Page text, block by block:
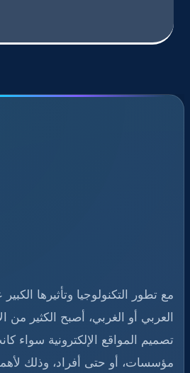
مع تطور التكنولوجيا وتأثيرها
العربي أو الغربي، أصبح الكثير
تصميم المواقع الإلكترونية سواء
مؤسسات، أو حتى أفراد، وذلك